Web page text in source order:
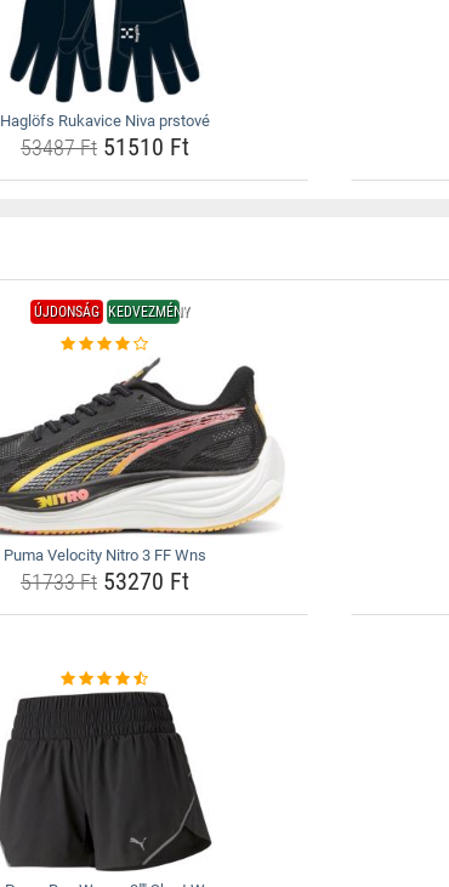
Haglöfs Rukavice Niva prstové
53487 Ft51510 Ft
ÚJDONSÁG KEDVEZMÉNY
Puma Velocity Nitro 3 FF Wns
51733 Ft53270 Ft